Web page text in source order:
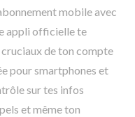
mobile avec
appli officielle te
de ton compte
pour smartphones et
sur tes infos
et même ton